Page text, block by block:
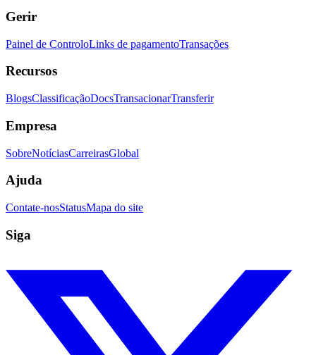
Gerir
Painel de ControloLinks de pagamentoTransações
Recursos
BlogsClassificaçãoDocsTransacionarTransferir
Empresa
SobreNotíciasCarreirasGlobal
Ajuda
Contate-nosStatusMapa do site
Siga